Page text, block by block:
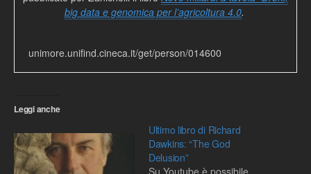
big data e genomica per l’agricoltura 4.0.
unimore.unifind.cineca.it/get/person/014600
Leggi anche
Ultimo libro di Richard
Dawkins: “The God
Delusion”
Su Youtube è possibile